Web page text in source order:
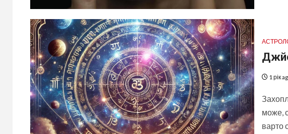
1 рік
може,
варто